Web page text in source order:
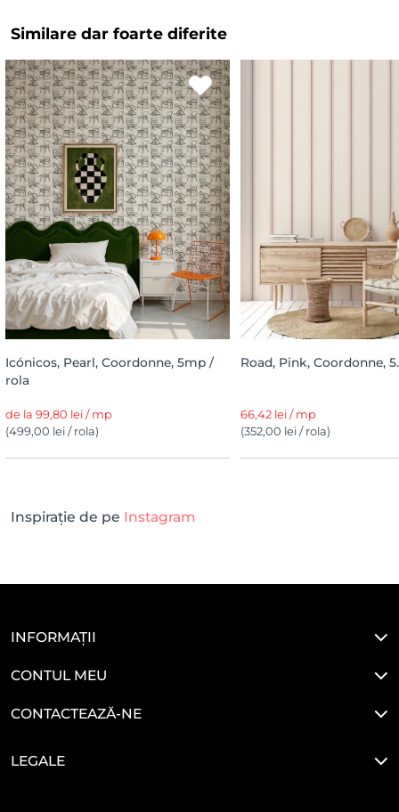
Similare dar foarte diferite
Icónicos, Pearl, Coordonne, 5mp /
rola
de la 99,80 lei / mp
(499,00 lei / rola)
Road, Pink, Coordonne,
66,42 lei / mp
(352,00 lei / rola)
Inspirație de pe Instagram
INFORMAȚII
CONTUL MEU
CONTACTEAZĂ-NE
LEGALE